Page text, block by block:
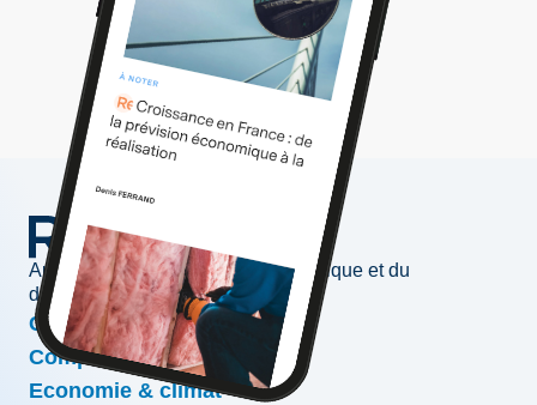
Au service de l'information économique et du
développement des entreprises
Conjoncture & prévisions
Compétitivité & croissance
Economie & climat